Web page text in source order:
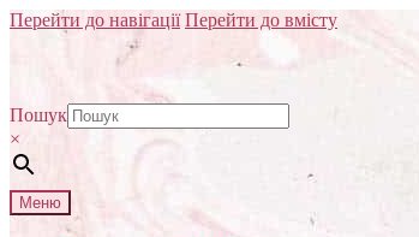
Перейти до навігації Перейти до вмісту
Пошук
×
Меню